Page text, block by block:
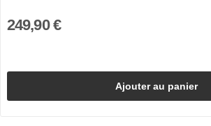
249,90 €
Ajouter au panier